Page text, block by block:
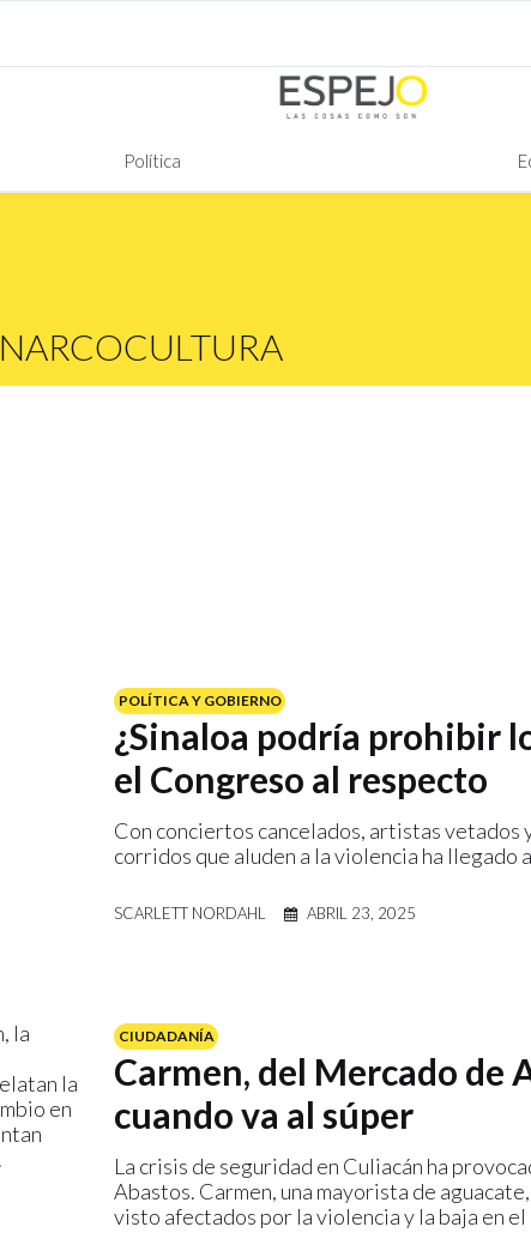
Política
NARCOCULTURA
POLÍTICA Y GOBIERNO
¿Sinaloa podría prohibir
el Congreso al respecto
Con conciertos cancelados, artistas vetados
corridos que aluden a la violencia ha llegado
SCARLETT NORDAHL ABRIL 23, 2025
CIUDADANÍA
Carmen, del Mercado de
cuando va al súper
La crisis de seguridad en Culiacán ha
Abastos. Carmen, una mayorista de
visto afectados por la violencia y la baja en el